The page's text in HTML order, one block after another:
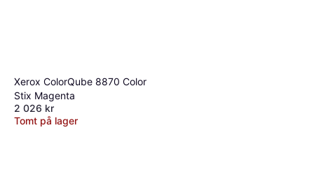
Xerox ColorQube 8870 Color
Stix Magenta
2 026 kr
Tomt på lager